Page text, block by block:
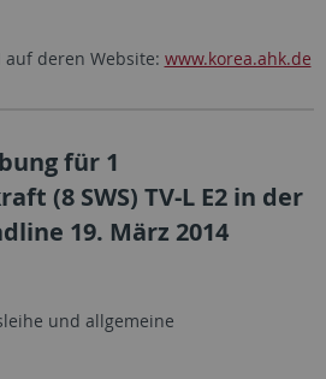
auf deren Website: www.korea.ahk.de
für 1
(8 SWS) TV-L E2 in der
19. März 2014
und allgemeine